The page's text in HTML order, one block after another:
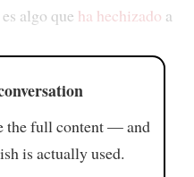
algo que ha hechizado a
the full content — and
is actually used.